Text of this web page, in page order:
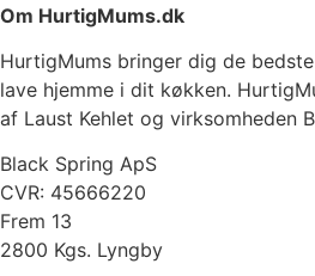
Om HurtigMums.dk
HurtigMums bringer dig de
lave hjemme i dit køkken.
af Laust Kehlet og virksomheden
Black Spring ApS
CVR: 45666220
Frem 13
2800 Kgs. Lyngby